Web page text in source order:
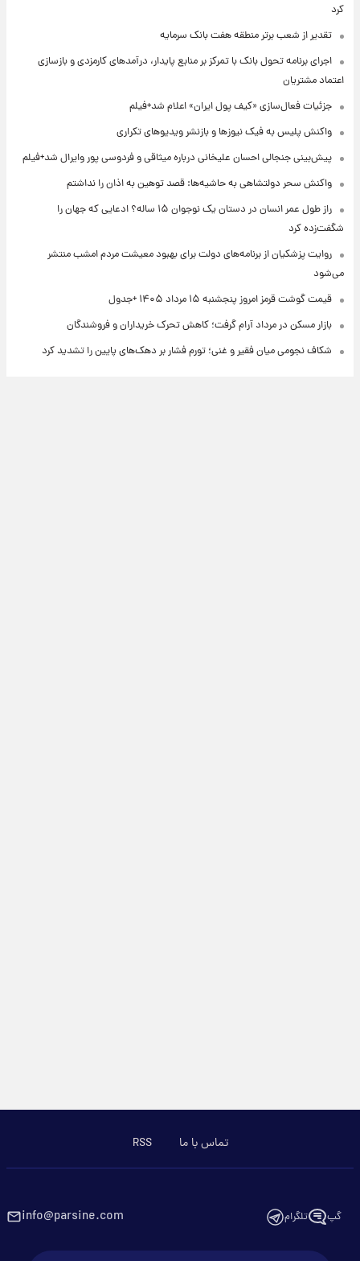
کرد
تقدیر از شعب برتر منطقه هفت بانک سرمایه
اجرای برنامه تحول بانک با تمرکز بر منابع پایدار، درآمدهای کارمزدی و بازسازی
اعتماد مشتریان
جزئیات فعال‌سازی «کیف پول ایران» اعلام شد+فیلم
واکنش پلیس به فیک نیوزها و بازنشر ویدیوهای تکراری
پیش‌بینی جنجالی احسان علیخانی درباره میثاقی و فردوسی پور وایرال شد+فیلم
واکنش سحر دولتشاهی به حاشیه‌ها: قصد توهین به اذان را نداشتم
راز طول عمر انسان در دستان یک نوجوان ۱۵ ساله؟ ادعایی که جهان را
شگفت‌زده کرد
روایت پزشکیان از برنامه‌های دولت برای بهبود معیشت مردم امشب منتشر
می‌شود
قیمت گوشت قرمز امروز پنجشنبه ۱۵ مرداد ۱۴۰۵ +جدول
بازار مسکن در مرداد آرام گرفت؛ کاهش تحرک خریداران و فروشندگان
شکاف نجومی میان فقیر و غنی؛ تورم فشار بر دهک‌های پایین را تشدید کرد
تماس با ما RSS
گپ تلگرام info@parsine.com